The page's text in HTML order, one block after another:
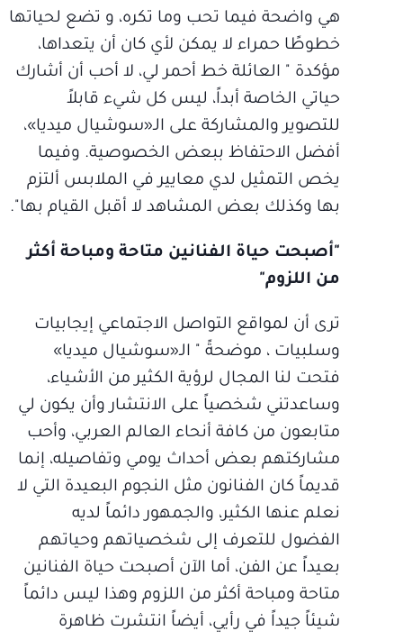
هي واضحة فيما تحب وما تكره، و تضع لحياتها
خطوطًا حمراء لا يمكن لأي كان أن يتعداها،
مؤكدة " العائلة خط أحمر لي، لا أحب أن أشارك
حياتي الخاصة أبداً، ليس كل شيء قابلاً
للتصوير والمشاركة على الـ«سوشيال ميديا»،
أفضل الاحتفاظ ببعض الخصوصية. وفيما
يخص التمثيل لدي معايير في الملابس ألتزم
بها وكذلك بعض المشاهد لا أقبل القيام بها".
"أصبحت حياة الفنانين متاحة ومباحة أكثر
من اللزوم"
ترى أن لمواقع التواصل الاجتماعي إيجابيات
وسلبيات ، موضحةً " الـ«سوشيال ميديا»
فتحت لنا المجال لرؤية الكثير من الأشياء،
وساعدتني شخصياً على الانتشار وأن يكون لي
متابعون من كافة أنحاء العالم العربي، وأحب
مشاركتهم بعض أحداث يومي وتفاصيله، إنما
قديماً كان الفنانون مثل النجوم البعيدة التي لا
نعلم عنها الكثير، والجمهور دائماً لديه
الفضول للتعرف إلى شخصياتهم وحياتهم
بعيداً عن الفن، أما الآن أصبحت حياة الفنانين
متاحة ومباحة أكثر من اللزوم وهذا ليس دائماً
شيئاً جيداً في رأيي، أيضاً انتشرت ظاهرة